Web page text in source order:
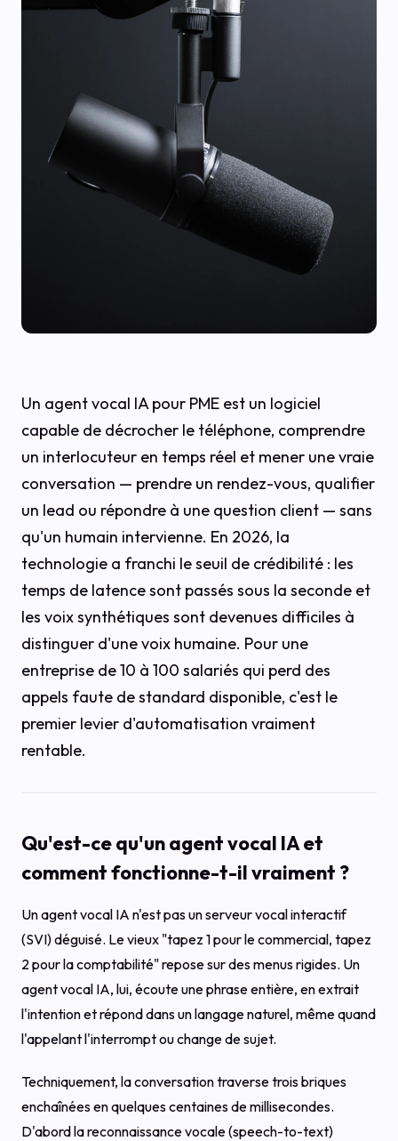
Un agent vocal IA pour PME est un logiciel
capable de décrocher le téléphone, comprendre
un interlocuteur en temps réel et mener une vraie
conversation — prendre un rendez-vous, qualifier
un lead ou répondre à une question client — sans
qu'un humain intervienne. En 2026, la
technologie a franchi le seuil de crédibilité : les
temps de latence sont passés sous la seconde et
les voix synthétiques sont devenues difficiles à
distinguer d'une voix humaine. Pour une
entreprise de 10 à 100 salariés qui perd des
appels faute de standard disponible, c'est le
premier levier d'automatisation vraiment
rentable.
Qu'est-ce qu'un agent vocal IA et
comment fonctionne-t-il vraiment ?
Un agent vocal IA n'est pas un serveur vocal interactif
(SVI) déguisé. Le vieux "tapez 1 pour le commercial, tapez
2 pour la comptabilité" repose sur des menus rigides. Un
agent vocal IA, lui, écoute une phrase entière, en extrait
l'intention et répond dans un langage naturel, même quand
l'appelant l'interrompt ou change de sujet.
Techniquement, la conversation traverse trois briques
enchaînées en quelques centaines de millisecondes.
D'abord la reconnaissance vocale (speech-to-text)